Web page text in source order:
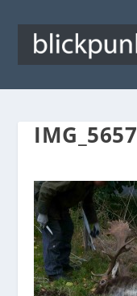
IMG_5657